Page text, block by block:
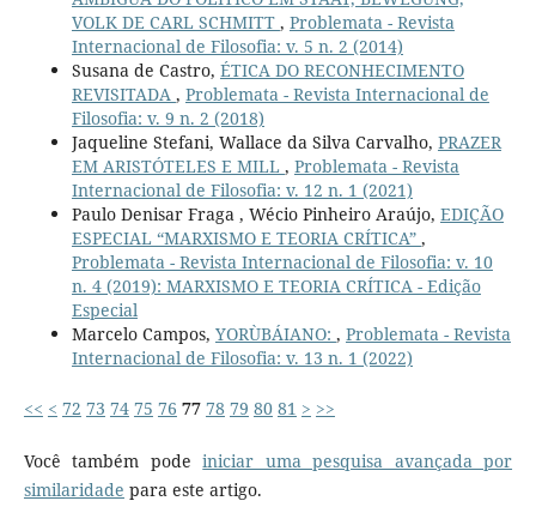
VOLK DE CARL SCHMITT , Problemata - Revista
Internacional de Filosofia: v. 5 n. 2 (2014)
Susana de Castro, ÉTICA DO RECONHECIMENTO
REVISITADA , Problemata - Revista Internacional de
Filosofia: v. 9 n. 2 (2018)
Jaqueline Stefani, Wallace da Silva Carvalho, PRAZER
EM ARISTÓTELES E MILL , Problemata - Revista
Internacional de Filosofia: v. 12 n. 1 (2021)
Paulo Denisar Fraga , Wécio Pinheiro Araújo, EDIÇÃO
ESPECIAL “MARXISMO E TEORIA CRÍTICA” ,
Problemata - Revista Internacional de Filosofia: v. 10
n. 4 (2019): MARXISMO E TEORIA CRÍTICA - Edição
Especial
Marcelo Campos, YORÙBÁIANO: , Problemata - Revista
Internacional de Filosofia: v. 13 n. 1 (2022)
<< < 72 73 74 75 76 77 78 79 80 81 > >>
Você também podeiniciar uma pesquisa avançada por
similaridade para este artigo.